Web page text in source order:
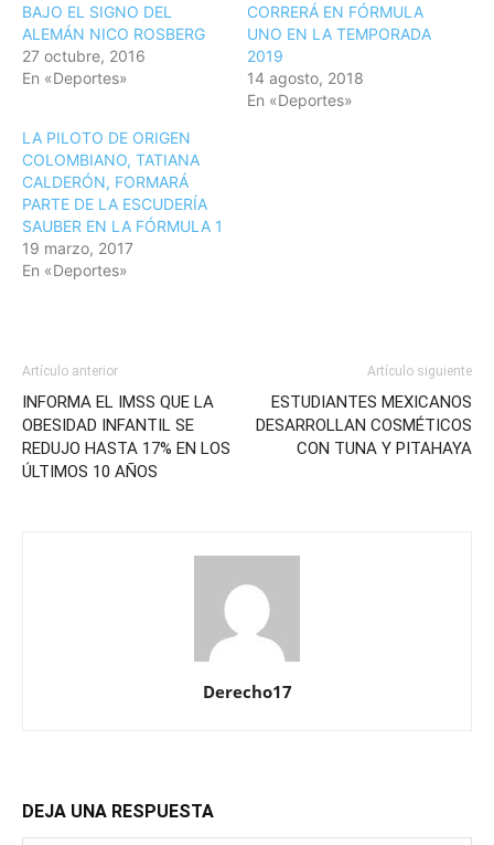
BAJO EL SIGNO DEL
ALEMÁN NICO ROSBERG
27 octubre, 2016
En «Deportes»
CORRERÁ EN FÓRMULA
UNO EN LA TEMPORADA
2019
14 agosto, 2018
En «Deportes»
LA PILOTO DE ORIGEN
COLOMBIANO, TATIANA
CALDERÓN, FORMARÁ
PARTE DE LA ESCUDERÍA
SAUBER EN LA FÓRMULA 1
19 marzo, 2017
En «Deportes»
Artículo anterior
INFORMA EL IMSS QUE LA
OBESIDAD INFANTIL SE
REDUJO HASTA 17% EN LOS
ÚLTIMOS 10 AÑOS
Artículo siguiente
ESTUDIANTES MEXICANOS
DESARROLLAN COSMÉTICOS
CON TUNA Y PITAHAYA
Derecho17
DEJA UNA RESPUESTA